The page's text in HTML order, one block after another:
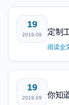
19
2019.09 定制
阅读全
19
2019.09 你知